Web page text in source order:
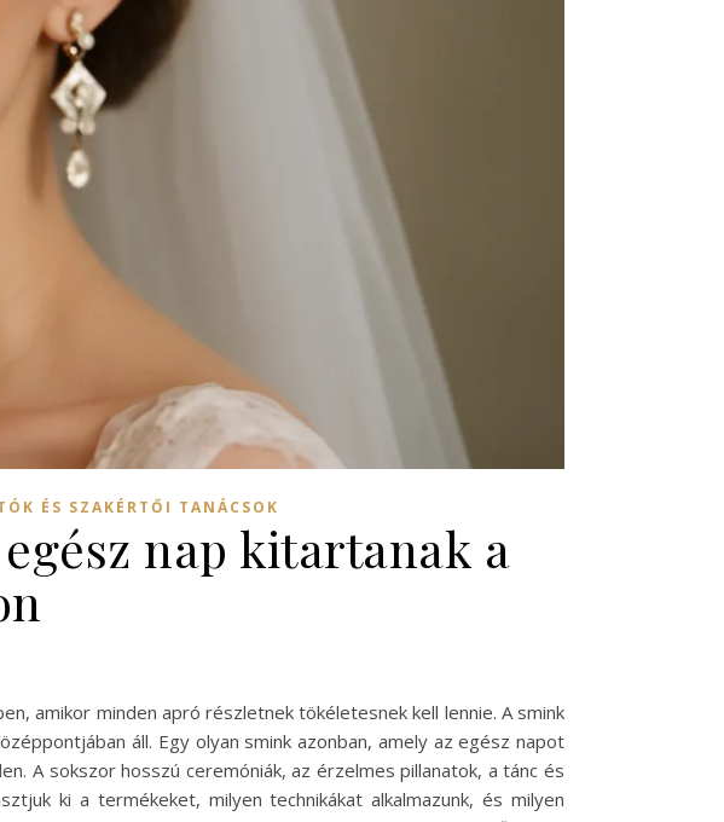
ÉS SZAKÉRTŐI TANÁCSOK
nap kitartanak a
amikor minden apró részletnek tökéletesnek kell lennie. A smink
áll. Egy olyan smink azonban, amely az egész napot
A sokszor hosszú ceremóniák, az érzelmes pillanatok, a tánc és
ki a termékeket, milyen technikákat alkalmazunk, és milyen